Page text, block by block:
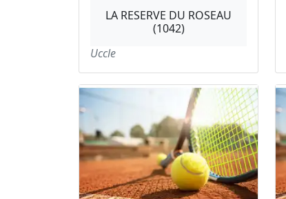
LA RESERVE DU ROSEAU
(1042)
Uccle